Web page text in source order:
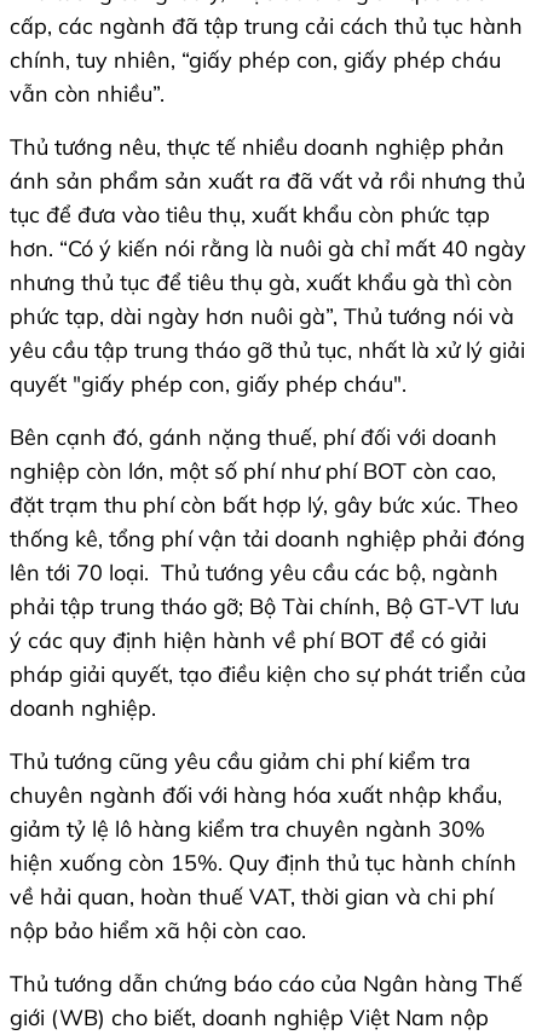
cấp, các ngành đã tập trung cải cách thủ tục hành
chính, tuy nhiên, “giấy phép con, giấy phép cháu
vẫn còn nhiều”.
Thủ tướng nêu, thực tế nhiều doanh nghiệp phản
ánh sản phẩm sản xuất ra đã vất vả rồi nhưng thủ
tục để đưa vào tiêu thụ, xuất khẩu còn phức tạp
hơn. “Có ý kiến nói rằng là nuôi gà chỉ mất 40 ngày
nhưng thủ tục để tiêu thụ gà, xuất khẩu gà thì còn
phức tạp, dài ngày hơn nuôi gà”, Thủ tướng nói và
yêu cầu tập trung tháo gỡ thủ tục, nhất là xử lý giải
quyết "giấy phép con, giấy phép cháu".
Bên cạnh đó, gánh nặng thuế, phí đối với doanh
nghiệp còn lớn, một số phí như phí BOT còn cao,
đặt trạm thu phí còn bất hợp lý, gây bức xúc. Theo
thống kê, tổng phí vận tải doanh nghiệp phải đóng
lên tới 70 loại. Thủ tướng yêu cầu các bộ, ngành
phải tập trung tháo gỡ; Bộ Tài chính, Bộ GT-VT lưu
ý các quy định hiện hành về phí BOT để có giải
pháp giải quyết, tạo điều kiện cho sự phát triển của
doanh nghiệp.
Thủ tướng cũng yêu cầu giảm chi phí kiểm tra
chuyên ngành đối với hàng hóa xuất nhập khẩu,
giảm tỷ lệ lô hàng kiểm tra chuyên ngành 30%
hiện xuống còn 15%. Quy định thủ tục hành chính
về hải quan, hoàn thuế VAT, thời gian và chi phí
nộp bảo hiểm xã hội còn cao.
Thủ tướng dẫn chứng báo cáo của Ngân hàng Thế
giới (WB) cho biết, doanh nghiệp Việt Nam nộp